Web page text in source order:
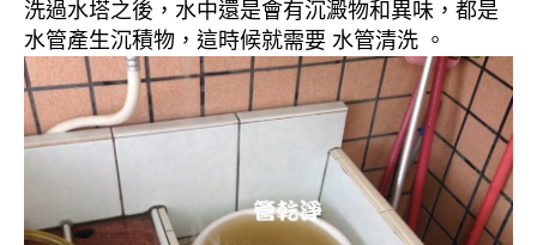
洗過水塔之後，水中還是會有沉澱物和異味，都是
水管產生沉積物，這時候就需要 水管清洗 。